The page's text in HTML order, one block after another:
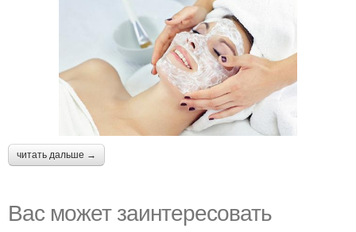
читать дальше →
Вас может заинтересовать